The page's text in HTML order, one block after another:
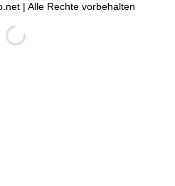
| Alle Rechte vorbehalten